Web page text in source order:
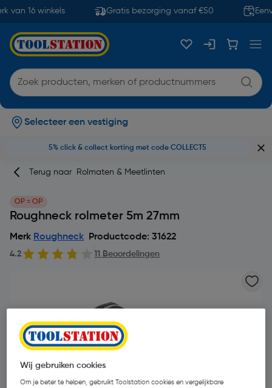
van 16 winkels Gratis bezorging vanaf €50
Selecteer een vestiging
5% click & collect korting met code COLLECT5
Terug naar Rolmaten & Meetlinten
OP = OP
Roughneck rolmeter 5m 27mm
Merk Roughneck Productcode: 31622
4.2 11 Beoordelingen
Wij gebruiken cookies
Om je beter te helpen, gebruikt Toolstation cookies en vergelijkbare